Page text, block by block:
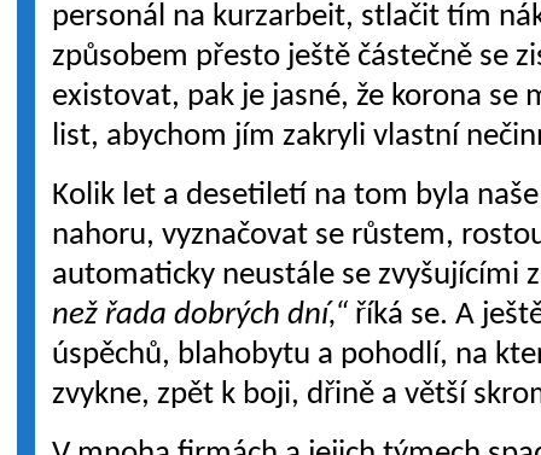
personál na kurzarbeit, stlačit tím
způsobem přesto ještě částečně se
existovat, pak je jasné, že korona se
list, abychom jím zakryli vlastní
Kolik let a desetiletí na tom byla
nahoru, vyznačovat se růstem,
automaticky neustále se zvyšujícími
než řada dobrých dní,“ říká se. A
úspěchů, blahobytu a pohodlí, na
zvykne, zpět k boji, dřině a větší